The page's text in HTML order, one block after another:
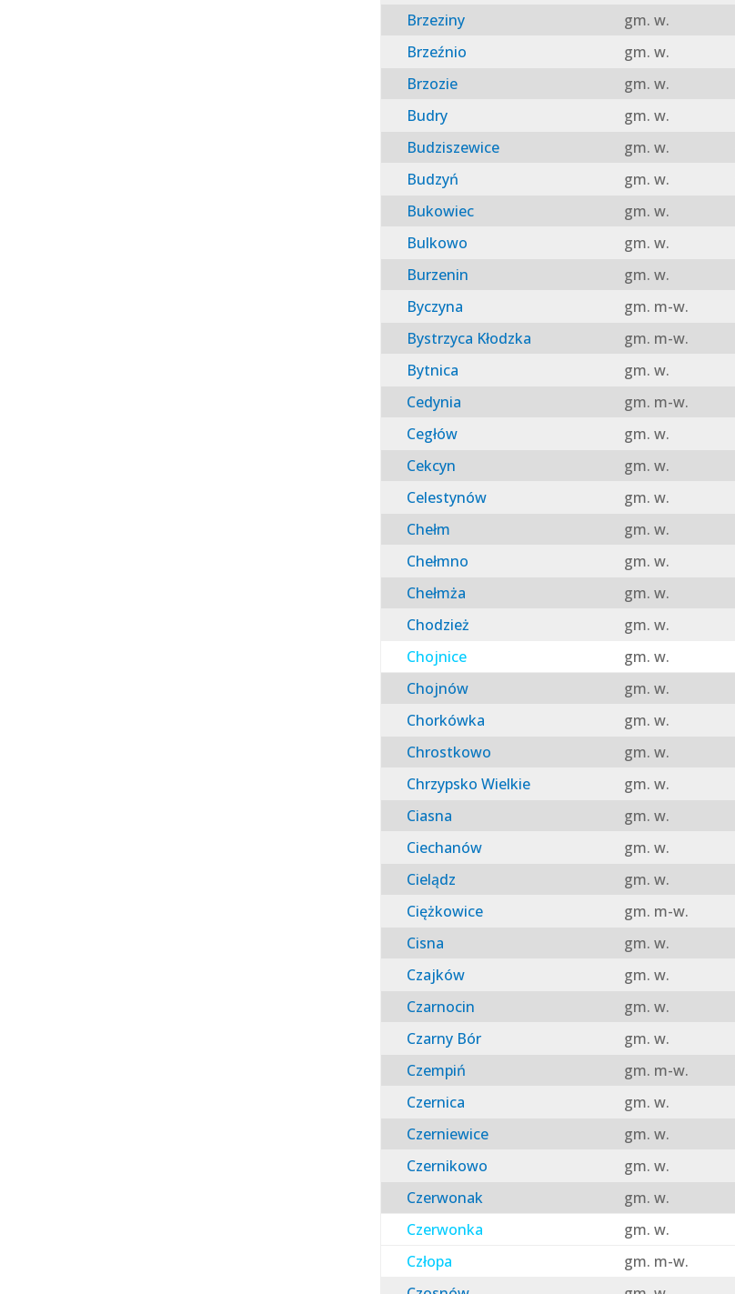
Brzeziny
gm. w.
Brzeźnio
gm. w.
Brzozie
gm. w.
Budry
gm. w.
Budziszewice
gm. w.
Budzyń
gm. w.
Bukowiec
gm. w.
Bulkowo
gm. w.
Burzenin
gm. w.
Byczyna
gm. m-w.
Bystrzyca Kłodzka
gm. m-w.
Bytnica
gm. w.
Cedynia
gm. m-w.
Cegłów
gm. w.
Cekcyn
gm. w.
Celestynów
gm. w.
Chełm
gm. w.
Chełmno
gm. w.
Chełmża
gm. w.
Chodzież
gm. w.
Chojnice
gm. w.
Chojnów
gm. w.
Chorkówka
gm. w.
Chrostkowo
gm. w.
Chrzypsko Wielkie
gm. w.
Ciasna
gm. w.
Ciechanów
gm. w.
Cielądz
gm. w.
Ciężkowice
gm. m-w.
Cisna
gm. w.
Czajków
gm. w.
Czarnocin
gm. w.
Czarny Bór
gm. w.
Czempiń
gm. m-w.
Czernica
gm. w.
Czerniewice
gm. w.
Czernikowo
gm. w.
Czerwonak
gm. w.
Czerwonka
gm. w.
Człopa
gm. m-w.